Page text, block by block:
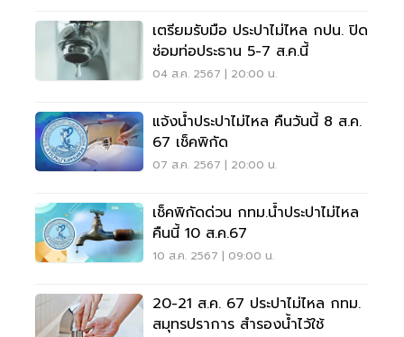
เตรียมรับมือ ประปาไม่ไหล กปน. ปิด
ซ่อมท่อประธาน 5-7 ส.ค.นี้
04 ส.ค. 2567 | 20:00 น.
แจ้งน้ำประปาไม่ไหล คืนวันนี้ 8 ส.ค.
67 เช็คพิกัด
07 ส.ค. 2567 | 20:00 น.
เช็คพิกัดด่วน กทม.น้ำประปาไม่ไหล
คืนนี้ 10 ส.ค.67
10 ส.ค. 2567 | 09:00 น.
20-21 ส.ค. 67 ประปาไม่ไหล กทม.
สมุทรปราการ สำรองน้ำไว้ใช้